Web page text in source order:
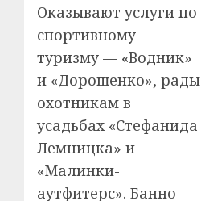
Оказывают услуги по
спортивному
туризму — «Водник»
и «Дорошенко», рады
охотникам в
усадьбах «Стефанида
Лемницка» и
«Малинки-
аутфитерс». Банно-